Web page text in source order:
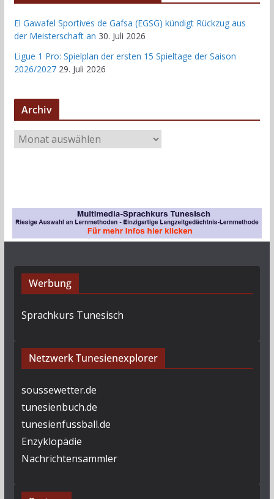
El Gawafel Sportives de Gafsa (EGSG) kündigt Rückzug aus
der Meisterschaft an 30. Juli 2026
Ligue 1 Pro: Spielplan der ersten 15 Spieltage der Saison
2026/2027 29. Juli 2026
Archiv
r
Werbung
Sprachkurs Tunesisch
Netzwerk Tunesienexplorer
soussewetter.de
tunesienbuch.de
tunesienfussball.de
Enzyklopädie
Nachrichtensammler